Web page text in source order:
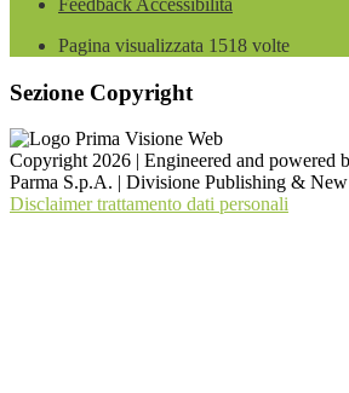
Feedback Accessibilità
Pagina visualizzata 1518 volte
Sezione Copyright
Copyright 2026 | Engineered and powered
Parma S.p.A. | Divisione Publishing &
Disclaimer trattamento dati personali